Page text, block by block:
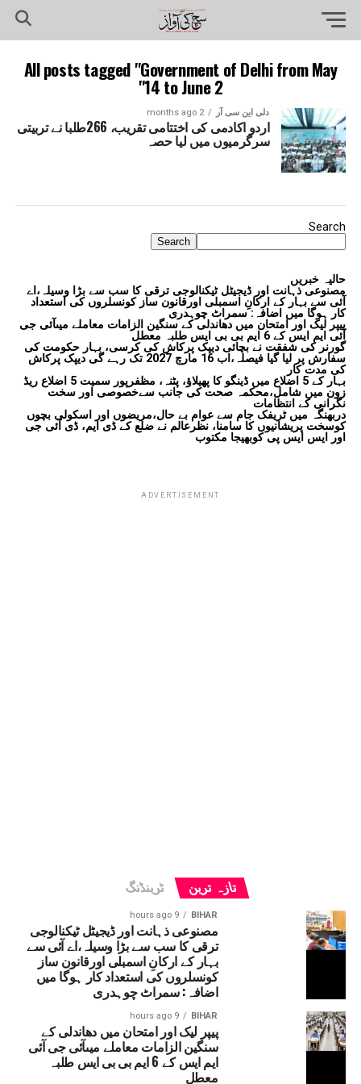
All posts tagged "Government of Delhi from May
14 to June 2"
دلی این سی آر 2 months ago
اردو اکادمی کی اختتامی تقریب، 266طلبا نے تربیتی
سرگرمیوں میں لیا حصہ
Search
Search
حالیہ خبریں
مصنوعی ذہانت اور ڈیجیٹل ٹیکنالوجی ترقی کا سب سے بڑا وسیلہ،اے
آئی سے بہار کے ارکانِ اسمبلی اورقانون ساز کونسلروں کی استعداد
کار ہوگا میں اضافہ: سمراٹ چوہدری
پیپر لیک اور امتحان میں دھاندلی کے سنگین الزامات معاملے میںآئی جی
آئی ایم ایس کے 6 ایم بی بی ایس طلبہ معطل
گورنر کی شفقت نے بچائی دیپک پرکاش کی کرسی، بہار حکومت کی
سفارش پر لیا گیا فیصلہ،اب 16 مارچ 2027 تک رہے گی دیپک پرکاش
کی مدت کار
بہار کے 5 اضلاع میں ڈینگو کا پھیلاؤ، پٹنہ، مظفرپور سمیت 5 اضلاع ریڈ
زون میں شامل،محکمہ صحت کی جانب سےخصوصی اور سخت
نگرانی کے انتظامات
دربھنگہ میں ٹریفک جام سے عوام بے حال،مریضوں اور اسکولی بچوں
کوسخت پریشانیوں کا سامنا، نظرعالم نے ضلع کے ڈی ایم، ڈی آئی جی
اور ایس ایس پی کوبھیجا مکتوب
ADVERTISEMENT
تازہ ترین ٹرینڈنگ
BIHAR
9 hours ago
مصنوعی ذہانت اور ڈیجیٹل ٹیکنالوجی
ترقی کا سب سے بڑا وسیلہ،اے آئی سے
بہار کے ارکانِ اسمبلی اورقانون ساز
کونسلروں کی استعداد کار ہوگا میں
اضافہ: سمراٹ چوہدری
BIHAR
9 hours ago
پیپر لیک اور امتحان میں دھاندلی کے
سنگین الزامات معاملے میںآئی جی آئی
ایم ایس کے 6 ایم بی بی ایس طلبہ
معطل